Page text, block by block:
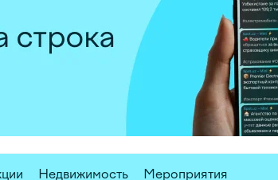
Недвижимость Мероприятия